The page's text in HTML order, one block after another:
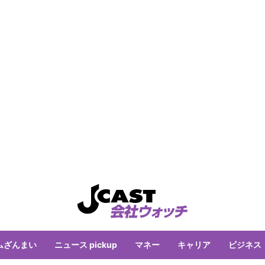
ざんまい ニュース pickup マネー キャリア ビジネス